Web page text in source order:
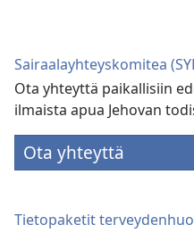
Sairaalayhteyskomitea
Ota yhteyttä paikallisiin
ilmaista apua Jehovan
Ota yhteyttä
Tietopaketit